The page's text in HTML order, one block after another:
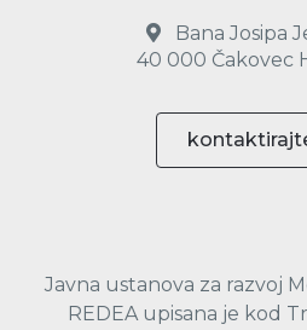
Bana Josipa
40 000 Čakovec
Javna ustanova za razvoj
REDEA upisana je kod